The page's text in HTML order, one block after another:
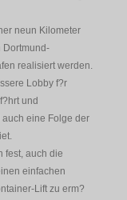
neun Kilometer
Dortmund-
realisiert werden.
Lobby f?r
und
auch eine Folge der
fest, auch die
einfachen
Lift zu erm?